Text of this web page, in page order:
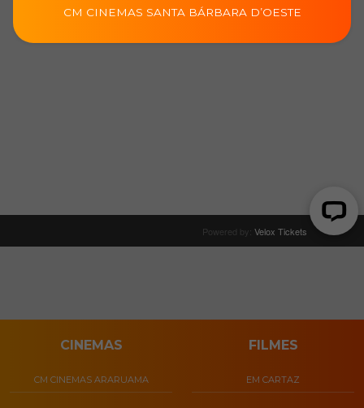
CINEMAS
CM CINEMAS ARARUAMA
FILMES
EM CARTAZ
CM CINEMAS SANTA BÁRBARA D’OESTE